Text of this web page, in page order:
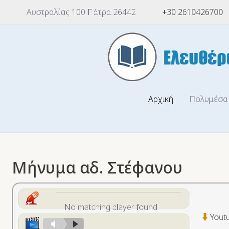
Αυστραλίας 100 Πάτρα 26442 +30 2610426700
Αρχική Πολυμέσα
Μήνυμα αδ. Στέφανου
No matching player found